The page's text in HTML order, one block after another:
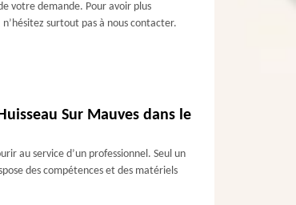
votre demande. Pour avoir plus
surtout pas à nous contacter.
Sur Mauves dans le
au service d’un professionnel. Seul un
des compétences et des matériels